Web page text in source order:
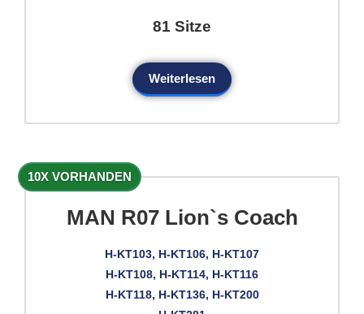
81 Sitze
Weiterlesen
10X VORHANDEN
MAN R07 Lion`s Coach
H-KT103, H-KT106, H-KT107
H-KT108, H-KT114, H-KT116
H-KT118, H-KT136, H-KT200